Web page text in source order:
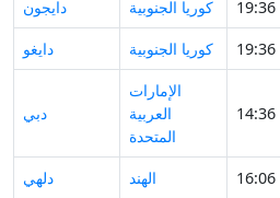
دايجون كوريا الجنوبية
19:36
دايغو
كوريا الجنوبية 19:36
دبي
الإمارات
العربية
المتحدة
14:36
دلهي الهند
16:06